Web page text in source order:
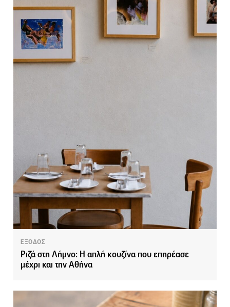
ΕΞΟΔΟΣ
Ριζά στη Λήμνο: Η απλή κουζίνα που επηρέασε
μέχρι και την Αθήνα